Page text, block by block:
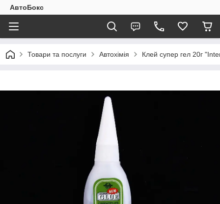
АвтоБокс
Товари та послуги Автохімія Клей супер гел 20г